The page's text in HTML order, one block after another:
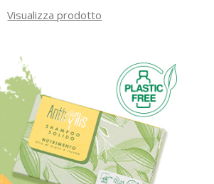
Visualizza prodotto